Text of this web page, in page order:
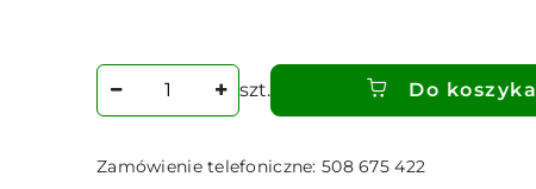
Ilość
szt. Do koszyka
Zamówienie telefoniczne: 508 675 422